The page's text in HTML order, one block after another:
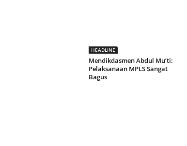
HEADLINE
Mendikdasmen Abdul Mu’ti:
Pelaksanaan MPLS Sangat
Bagus